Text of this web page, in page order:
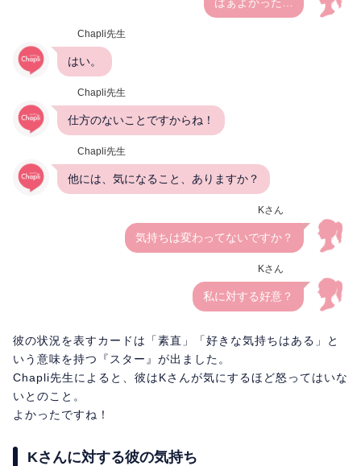
Chapli先生
はい。
Chapli先生
仕方のないことですからね！
Chapli先生
他には、気になること、ありますか？
Kさん
気持ちは変わってないですか？
Kさん
私に対する好意？
彼の状況を表すカードは「素直」「好きな気持ちはある」と
いう意味を持つ『スター』が出ました。
Chapli先生によると、彼はKさんが気にするほど怒ってはいな
いとのこと。
よかったですね！
Kさんに対する彼の気持ち